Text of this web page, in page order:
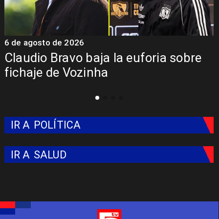
Presentación de Vozinha en Colo
Colo: Fecha, Estadio y Contrato
5 de agosto de 2026
IR A POLÍTICA
IR A SALUD